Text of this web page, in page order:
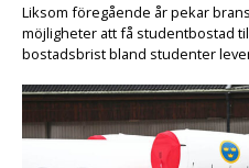
Liksom föregående år pekar
möjligheter att få studentbostad
bostadsbrist bland studenter